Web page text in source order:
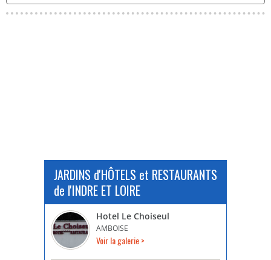
JARDINS d'HÔTELS et RESTAURANTS
de l'INDRE ET LOIRE
Hotel Le Choiseul
AMBOISE
Voir la galerie >